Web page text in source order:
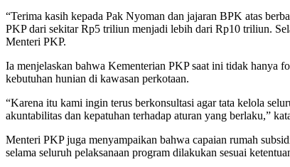
“Terima kasih kepada Pak Nyoman dan jajaran BPK atas
PKP dari sekitar Rp5 triliun menjadi lebih dari Rp10 triliun.
Menteri PKP.
Ia menjelaskan bahwa Kementerian PKP saat ini tidak hanya
kebutuhan hunian di kawasan perkotaan.
“Karena itu kami ingin terus berkonsultasi agar tata kelola
akuntabilitas dan kepatuhan terhadap aturan yang berlaku,”
Menteri PKP juga menyampaikan bahwa capaian rumah
selama seluruh pelaksanaan program dilakukan sesuai